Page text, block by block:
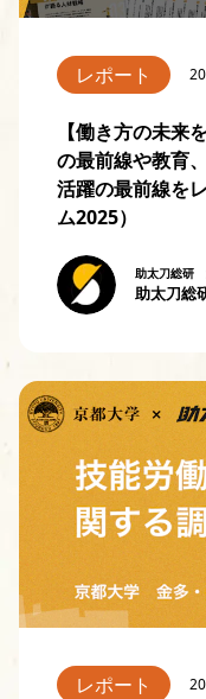
レポート
【働き方の未来
の最前線や教育
活躍の最前線を
ム2025）
助太刀総研
助太刀総
レポート